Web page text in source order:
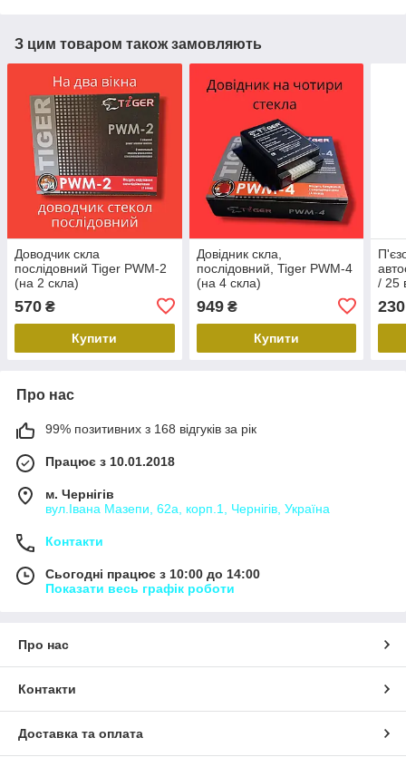
З цим товаром також замовляють
Доводчик скла
послідовний Tiger PWM-2
(на 2 скла)
570 ₴
Купити
Довідник скла,
послідовний, Tiger PWM-4
(на 4 скла)
949₴
Купити
/ 25
230
Про нас
99% позитивних з 168 відгуків за рік
Працює з 10.01.2018
м. Чернігів
вул.Івана Мазепи, 62а, корп.1, Чернігів, Україна
Контакти
Сьогодні працює з 10:00 до 14:00
Показати весь графік роботи
Про нас
Контакти
Доставка та оплата